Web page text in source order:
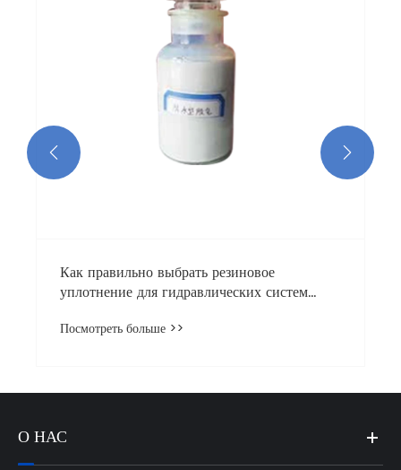
Как правильно выбрать резиновое
уплотнение для гидравлических систем
Посмотреть больше >>
 
О НАС